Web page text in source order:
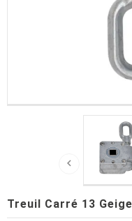

Treuil Carré 13